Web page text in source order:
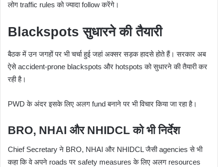
लोग traffic rules को ज्यादा follow करेंगे।
Blackspots सुधारने की तैयारी
बैठक में उन जगहों पर भी चर्चा हुई जहां अक्सर सड़क हादसे होते हैं। सरकार अब
ऐसे accident-prone blackspots और hotspots को सुधारने की तैयारी कर
रही है।
PWD के अंदर इसके लिए अलग fund बनाने पर भी विचार किया जा रहा है।
BRO, NHAI और NHIDCL को भी निर्देश
Chief Secretary ने BRO, NHAI और NHIDCL जैसी agencies से भी
कहा कि वे अपने roads पर safety measures के लिए अलग resources